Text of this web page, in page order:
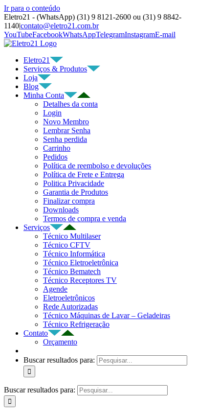
Ir para o conteúdo
Eletro21 - (WhatsApp) (31) 9 8121-2600 ou (31) 9 8842-
1140|contato@eletro21.com.br
YouTubeFacebookWhatsAppTelegramInstagramE-mail
Eletro21
Serviços & Produtos
Loja
Blog
Minha Conta
Detalhes da conta
Login
Novo Membro
Lembrar Senha
Senha perdida
Carrinho
Pedidos
Política de reembolso e devoluções
Política de Frete e Entrega
Politica Privacidade
Garantia de Produtos
Finalizar compra
Downloads
Termos de compra e venda
Serviços
Técnico Multilaser
Técnico CFTV
Técnico Informática
Técnico Eletroeletrônica
Técnico Bematech
Técnico Receptores TV
Agende
Eletroeletrônicos
Rede Autorizadas
Técnico Máquinas de Lavar – Geladeiras
Técnico Refrigeração
Contato
Orçamento
Buscar resultados para:
Buscar resultados para: